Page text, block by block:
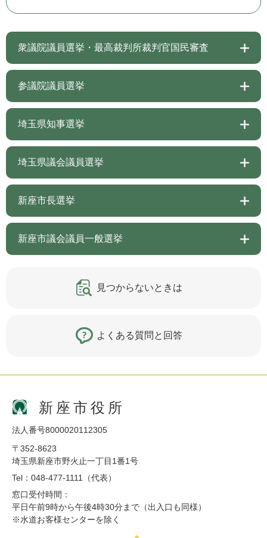
衆議院議員選挙・最高裁判所裁判官国民審査
参議院議員選挙
埼玉県知事選挙
埼玉県議会議員選挙
新座市長選挙
新座市議会議員一般選挙
見つからないときは
よくある質問と回答
新座市役所
法人番号8000020112305
〒352-8623
埼玉県新座市野火止一丁目1番1号
Tel：048-477-1111（代表）
窓口受付時間：
平日午前9時から午後4時30分まで（出入口も同様）
※水道お客様センターを除く